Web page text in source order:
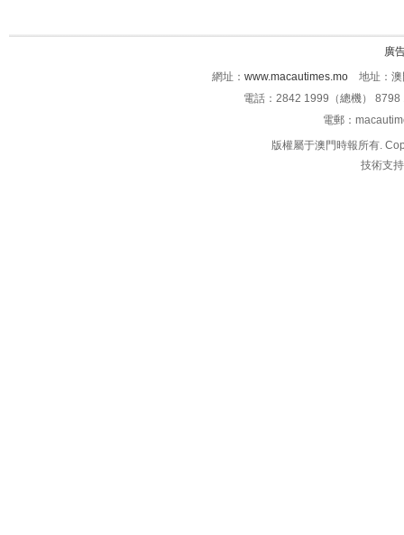
廣
網址： www.macautimes.mo 地址：澳
電話：2842 1999（總機）
電郵：
版權屬于澳門時報所有.
技術支